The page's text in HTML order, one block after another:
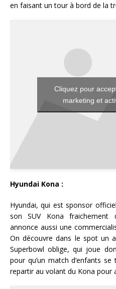
en faisant un tour à bord de la
Cliquez pour
marketing et
Hyundai Kona :
Hyundai, qui est sponsor
son SUV Kona fraichement
annonce aussi une
On découvre dans le spot un
Superbowl oblige, qui joue
pour qu’un match d’enfants
repartir au volant du Kona pour